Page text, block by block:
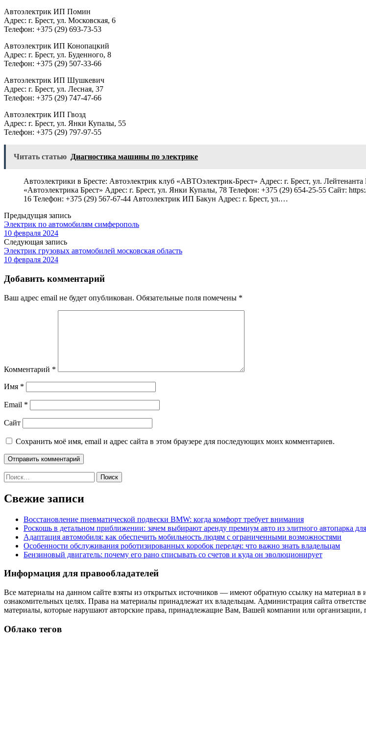
Автоэлектрик ИП Помин
Адрес: г. Брест, ул. Московская, 6
Телефон: +375 (29) 693-73-53
Автоэлектрик ИП Конопацкий
Адрес: г. Брест, ул. Буденного, 8
Телефон: +375 (29) 507-33-66
Автоэлектрик ИП Шушкевич
Адрес: г. Брест, ул. Лесная, 37
Телефон: +375 (29) 747-47-66
Автоэлектрик ИП Гвозд
Адрес: г. Брест, ул. Янки Купалы, 55
Телефон: +375 (29) 797-97-55
Читать статью Диагностика машины по электрике
Автоэлектрики в Бресте: Автоэлектрик клуб «АВТОэлектрик-Брест» Адрес: г. Брест, ул.
«Автоэлектрика Брест» Адрес: г. Брест, ул. Янки Купалы, 78 Телефон: +375 (29) 654-25-55 Сайт:
16 Телефон: +375 (29) 567-67-44 Автоэлектрик ИП Бакун Адрес: г. Брест, ул.…
Предыдущая запись
Электрик по автомобилям симферополь
10 февраля 2024
Следующая запись
Электрик грузовых автомобилей московская область
10 февраля 2024
Добавить комментарий
Ваш адрес email не будет опубликован. Обязательные поля помечены *
Комментарий *
Имя *
Email *
Сайт
Сохранить моё имя, email и адрес сайта в этом браузере для последующих моих комментариев.
Найти:
Свежие записи
Восстановление пневматической подвески BMW: когда комфорт требует внимания
Роскошь в детальном приближении: зачем выбирают аренду премиум авто из элитного автопарка
Адаптация автомобиля: как обеспечить мобильность людям с ограниченными возможностями
Особенности обслуживания роботизированных коробок передач: что важно знать владельцам
Бензиновый двигатель: почему его рано списывать со счетов и куда он эволюционирует
Информация для правообладателей
Все материалы на данном сайте взяты из открытых источников — имеют обратную ссылку на материал в
ознакомительных целях. Права на материалы принадлежат их владельцам. Администрация сайта
материалы, которые нарушают авторские права, принадлежащие Вам, Вашей компании или организации,
Облако тегов